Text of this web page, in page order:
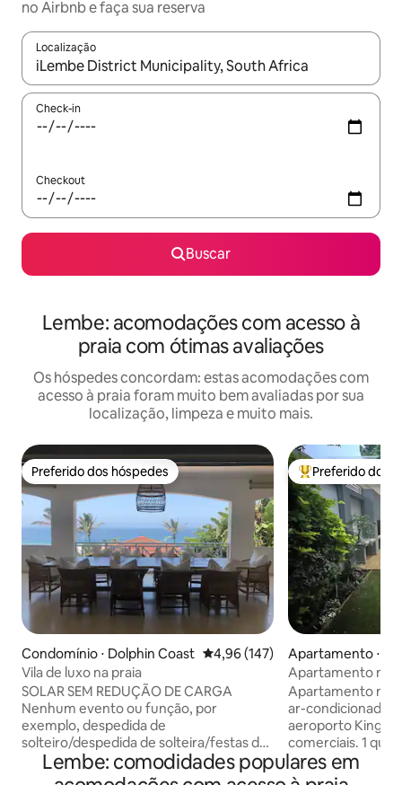
no Airbnb e faça sua reserva
Localização
Quando os resultados estiverem disponíveis, explore-os
Check-in
Checkout
Buscar
Lembe: acomodações com acesso à
praia com ótimas avaliações
Os hóspedes concordam: estas acomodações com
acesso à praia foram muito bem avaliadas por sua
localização, limpeza e muito mais.
Preferido dos hóspedes
Preferido dos hóspedes
Condomínio ⋅ Dolphin Coast 4,96 de uma avaliação média de
4,96 (147)
Vila de luxo na praia
SOLAR SEM REDUÇÃO DE CARGA
Nenhum evento ou função, por
exemplo, despedida de
solteiro/despedida de solteira/festas de
aniversário Nossa Villa está situada em
um pequeno complexo de 6 casas de
Entre os
Preferido dos
Apartamento ⋅
st
Apartamento
plano aberto em
Apartamento
ar-condicionado.
aeroporto King
comerciais. 1
queen. Sala de
sala de jantar e
Lembe: comodidades populares em